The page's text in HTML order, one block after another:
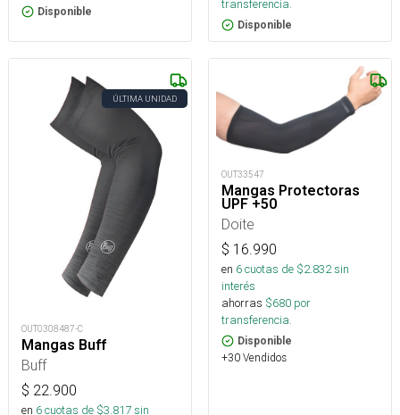
Disponible
transferencia.
Disponible
ÚLTIMA UNIDAD
OUT0308487-C
Mangas Buff
Buff
$ 22.900
en 6cuotas de $3.817sin
OUT33547
Mangas Protectoras
UPF +50
Doite
$ 16.990
en 6cuotas de $2.832sin
interés
ahorras $680 por
transferencia.
Disponible
+30 Vendidos